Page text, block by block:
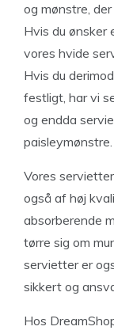
og mønstre,
Hvis du ønsker
vores hvide
Hvis du
festligt, har vi
og endda
paisleymønstre.
Vores
også af høj
absorberende
tørre sig om
servietter er
sikkert og
Hos